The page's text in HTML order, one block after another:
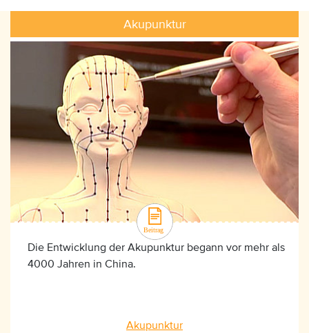
Akupunktur
Die Entwicklung der Akupunktur begann vor mehr als
4000 Jahren in China.
Akupunktur